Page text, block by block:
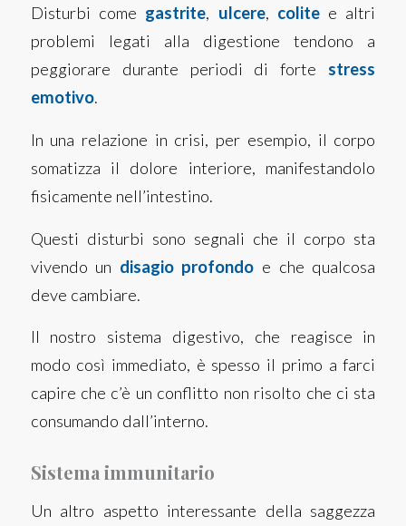
Disturbi come gastrite, ulcere, colitee altri
problemi legati alla digestione tendono a
peggiorare durante periodi di forte stress
emotivo.
In una relazione in crisi, per esempio, il corpo
somatizza il dolore interiore, manifestandolo
fisicamente nell’intestino.
Questi disturbi sono segnali che il corpo sta
vivendo un disagio profondo e che qualcosa
deve cambiare.
Il nostro sistema digestivo, che reagisce in
modo così immediato, è spesso il primo a farci
capire che c’è un conflitto non risolto che ci sta
consumando dall’interno.
Sistema immunitario
Un altro aspetto interessante della saggezza